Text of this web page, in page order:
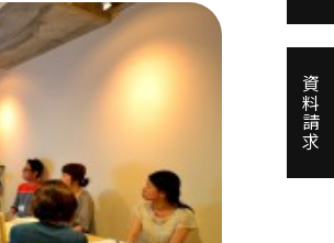
資料請求